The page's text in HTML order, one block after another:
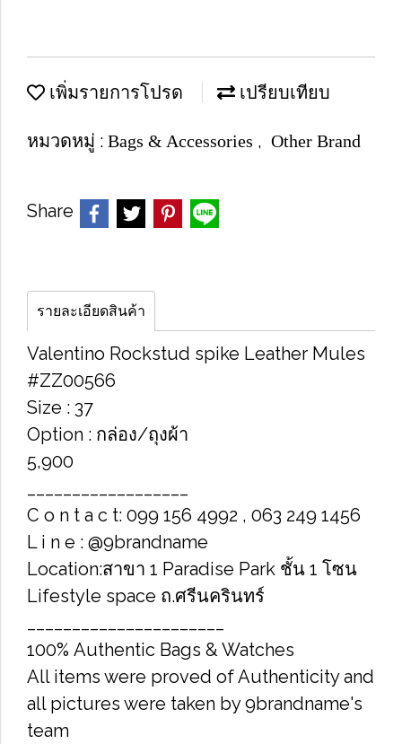
เพิ่มรายการโปรด เปรียบเทียบ
หมวดหมู่ : Bags & Accessories , Other Brand
Share
รายละเอียดสินค้า
Valentino Rockstud spike Leather Mules
#ZZ00566
Size : 37
Option : กล่อง/ถุงผ้า
5,900
C o n t a c t: 099 156 4992 , 063 249 1456
L i n e : @9brandname
Location:สาขา 1 Paradise Park ชั้น 1 โซน
Lifestyle space ถ.ศรีนครินทร์
100% Authentic Bags & Watches
All items were proved of Authenticity and
all pictures were taken by 9brandname's
team